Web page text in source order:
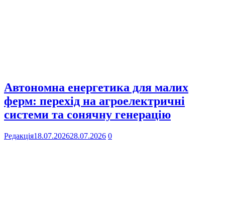
Автономна енергетика для малих
ферм: перехід на агроелектричні
системи та сонячну генерацію
Редакція18.07.202628.07.2026 0